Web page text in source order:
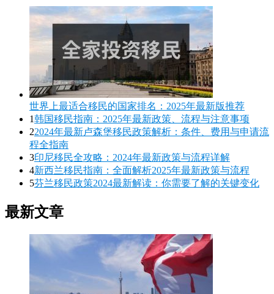
世界上最适合移民的国家排名：2025年最新版推荐
1韩国移民指南：2025年最新政策、流程与注意事项
22024年最新卢森堡移民政策解析：条件、费用与申请流
程全指南
3印尼移民全攻略：2024年最新政策与流程详解
4新西兰移民指南：全面解析2025年最新政策与流程
5芬兰移民政策2024最新解读：你需要了解的关键变化
最新文章